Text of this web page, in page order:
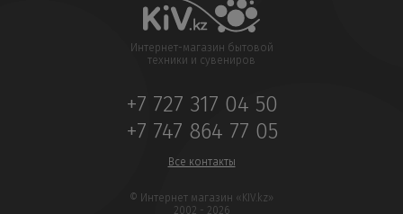
Интернет-магазин бытовой
техники и сувениров
+7 727 317 04 50
+7 747 864 77 05
Все контакты
© Интернет магазин «KIV.kz»
2002 - 2026